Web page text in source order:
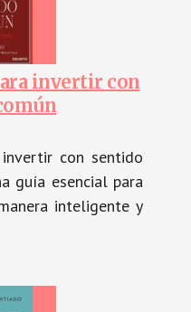
invertir con
con sentido
guía esencial para
inteligente y